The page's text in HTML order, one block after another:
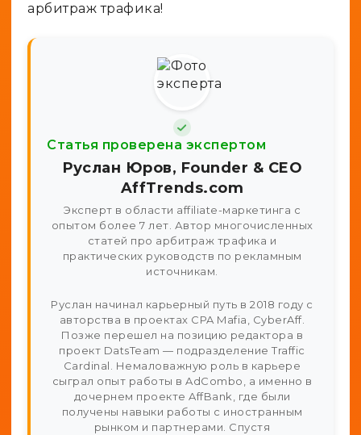
арбитраж трафика!
Статья проверена экспертом
Руслан Юров, Founder & CEO
AffTrends.com
Эксперт в области affiliate-маркетинга с
опытом более 7 лет. Автор многочисленных
статей про арбитраж трафика и
практических руководств по рекламным
источникам.
Руслан начинал карьерный путь в 2018 году с
авторства в проектах CPA Mafia, CyberAff.
Позже перешел на позицию редактора в
проект DatsTeam — подразделение Traffic
Cardinal. Немаловажную роль в карьере
сыграл опыт работы в AdCombo, а именно в
дочернем проекте AffBank, где были
получены навыки работы с иностранным
рынком и партнерами. Спустя